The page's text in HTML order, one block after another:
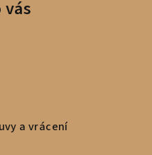
a vrácení